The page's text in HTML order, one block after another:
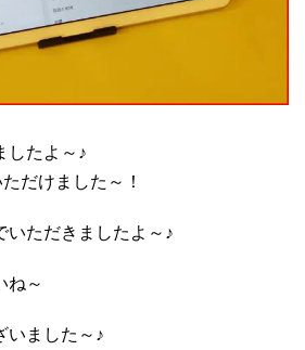
したよ～♪
だけました～！
いただきましたよ～♪
ね～
いました～♪